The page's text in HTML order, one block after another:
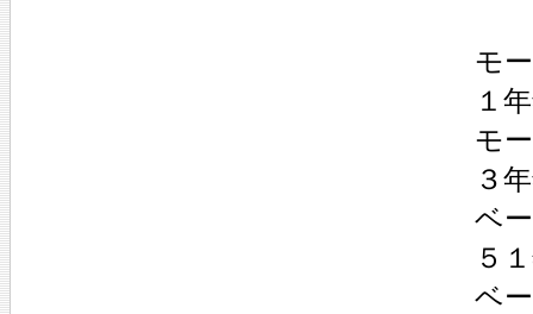
モ
１
モ
３
ベ
５
ベ